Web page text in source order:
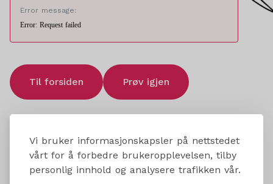
Vi bruker informasjonskapsler på nettstedet
vårt for å forbedre brukeropplevelsen, tilby
personlig innhold og analysere trafikken vår.
Error message:
Error: Request failed
Til forsiden Prøv igjen